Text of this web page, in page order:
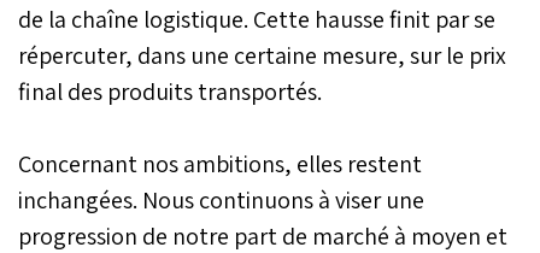
de la chaîne logistique. Cette hausse finit par se
répercuter, dans une certaine mesure, sur le prix
final des produits transportés.
Concernant nos ambitions, elles restent
inchangées. Nous continuons à viser une
progression de notre part de marché à moyen et